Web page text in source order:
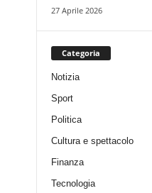
27 Aprile 2026
Categoria
Notizia
Sport
Politica
Cultura e spettacolo
Finanza
Tecnologia